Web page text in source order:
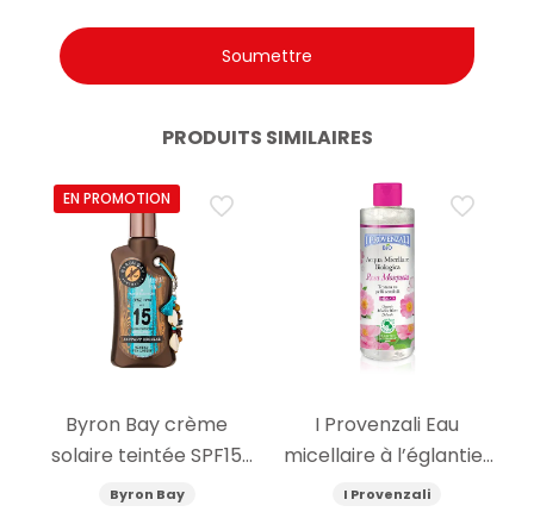
PRODUITS SIMILAIRES
EN PROMOTION
Byron Bay crème
solaire teintée SPF15
200ml
Byron Bay
I Provenzali Eau
micellaire à l’églantier
bio 400ml
I Provenzali